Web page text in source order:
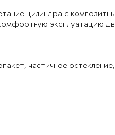
цилиндра с
эксплуатацию
частичное